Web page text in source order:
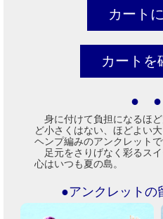
●
身に付けて負担になるほ
ど小さくはない、ほどよい
ヘンプ編みのアンクレットで
足元をさりげなく彩るスイ
心はいつも夏の島。
●アンクレットの